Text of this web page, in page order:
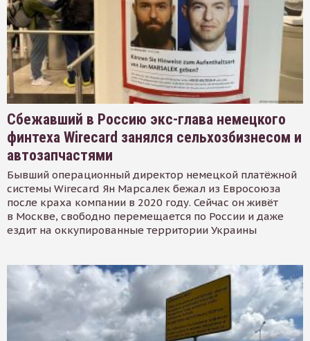
Сбежавший в Россию экс-глава немецкого
финтеха Wirecard занялся сельхозбизнесом и
автозапчастями
Бывший операционный директор немецкой платёжной
системы Wirecard Ян Марсалек бежал из Евросоюза
после краха компании в 2020 году. Сейчас он живёт
в Москве, свободно перемещается по России и даже
ездит на оккупированные территории Украины